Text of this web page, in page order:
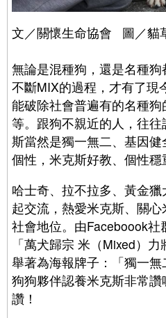
文／關懷生命協會 圖／貓
無論是混種狗，還是名種
不斷MIX的過程，才有了現
能破除社會普遍有的名種
等。跟狗不親近的人，往
斯當然是獨一無二、基因
個性，米克斯好教、個性
哈士奇、拉不拉多、黃金
起交流，熱愛米克斯、關
社會地位。由Faceboook
「萬犬歸宗 米（Mixed）
舉著為海報牌子：「獨一
狗狗夥伴認養米克斯非常
讚！